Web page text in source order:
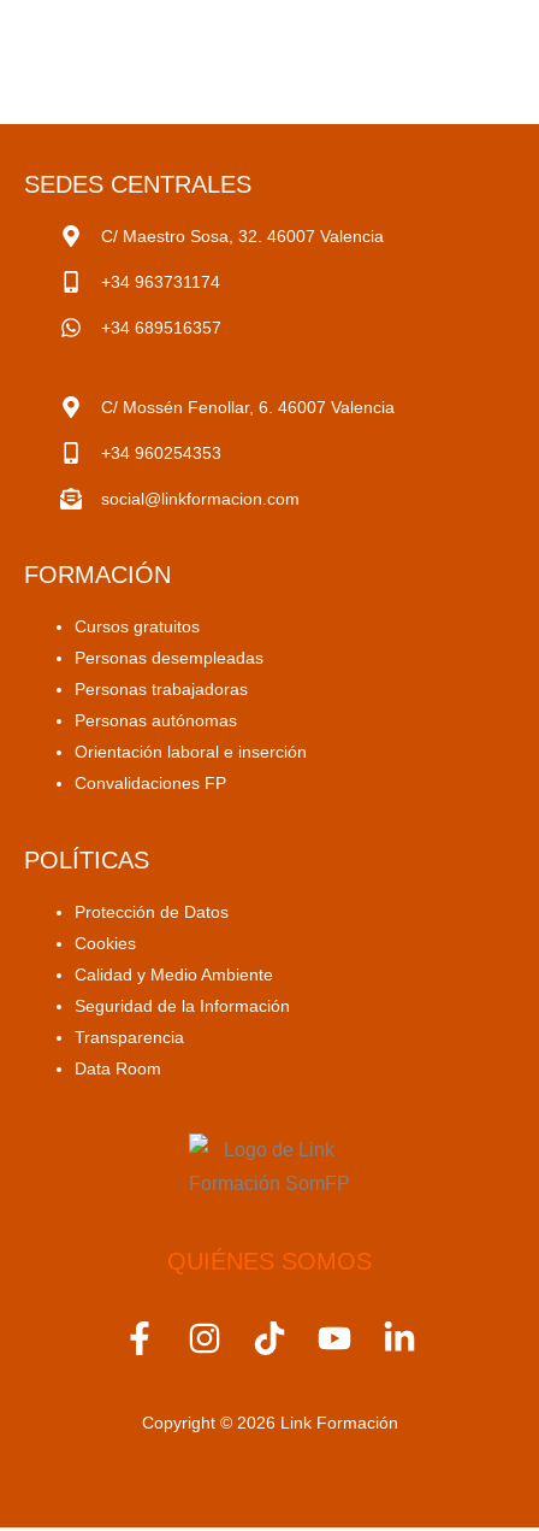
SEDES CENTRALES
C/ Maestro Sosa, 32. 46007 Valencia
+34 963731174
+34 689516357
C/ Mossén Fenollar, 6. 46007 Valencia
+34 960254353
social@linkformacion.com
FORMACIÓN
Cursos gratuitos
Personas desempleadas
Personas trabajadoras
Personas autónomas
Orientación laboral e inserción
Convalidaciones FP
POLÍTICAS
Protección de Datos
Cookies
Calidad y Medio Ambiente
Seguridad de la Información
Transparencia
Data Room
QUIÉNES SOMOS
F
e
I
t
T
t
Y
t
L
Copyright © 2026 Link Formación